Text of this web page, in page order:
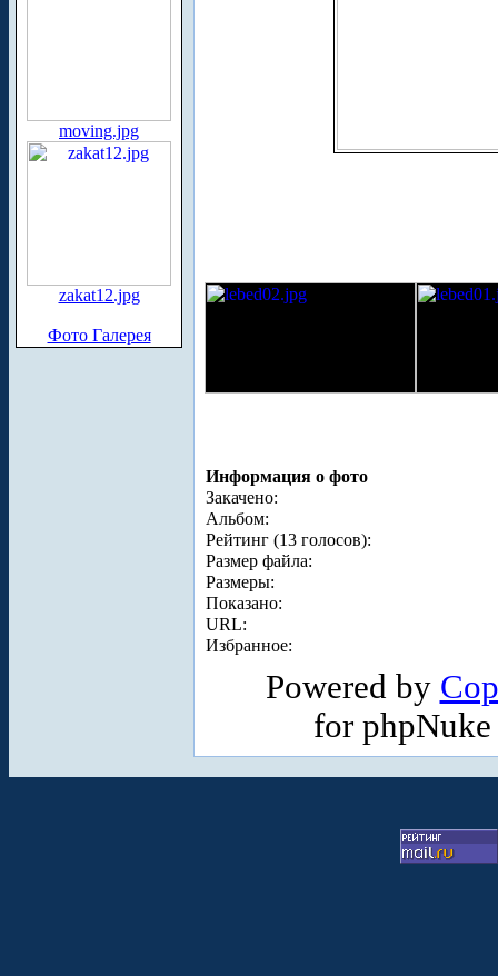
moving.jpg
zakat12.jpg
Фото Галерея
Информация о фото
Закачено:
Альбом:
Рейтинг (13 голосов):
Размер файла:
Размеры:
Показано:
URL:
Избранное:
Powered by
for